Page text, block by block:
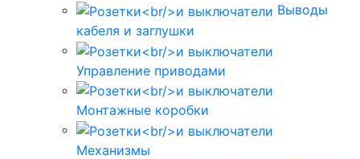
Выводы
кабеля и заглушки
Управление приводами
Монтажные коробки
Механизмы